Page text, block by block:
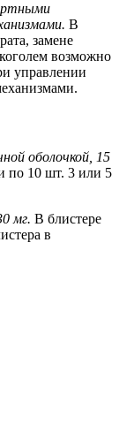
В
замене
возможно
управлении
оболочкой, 15
по 10 шт. 3 или 5
мг. В блистере
в